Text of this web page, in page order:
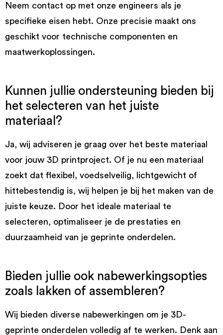
Neem contact op met onze engineers als je
specifieke eisen hebt. Onze precisie maakt ons
geschikt voor technische componenten en
maatwerkoplossingen.
Kunnen jullie ondersteuning bieden bij
het selecteren van het juiste
materiaal?
Ja, wij adviseren je graag over het beste materiaal
voor jouw 3D printproject. Of je nu een materiaal
zoekt dat flexibel, voedselveilig, lichtgewicht of
hittebestendig is, wij helpen je bij het maken van de
juiste keuze. Door het ideale materiaal te
selecteren, optimaliseer je de prestaties en
duurzaamheid van je geprinte onderdelen.
Bieden jullie ook nabewerkingsopties
zoals lakken of assembleren?
Wij bieden diverse nabewerkingen om je 3D-
geprinte onderdelen volledig af te werken. Denk aan